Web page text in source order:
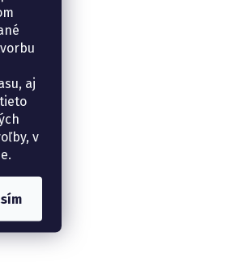
aj
v